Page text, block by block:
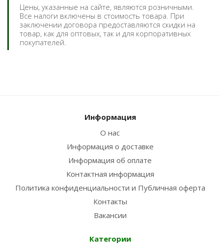
Цены, указанные на сайте, являются розничными.
Все налоги включены в стоимость товара. При
заключении договора предоставляются скидки на
товар, как для оптовых, так и для корпоративных
покупателей.
Информация
О нас
Информация о доставке
Информация об оплате
Контактная информация
Политика конфиденциальности и Публичная оферта
Контакты
Вакансии
Категории